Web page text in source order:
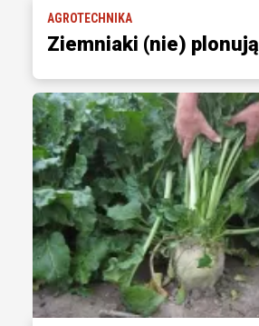
AGROTECHNIKA
Ziemniaki (nie) plonują